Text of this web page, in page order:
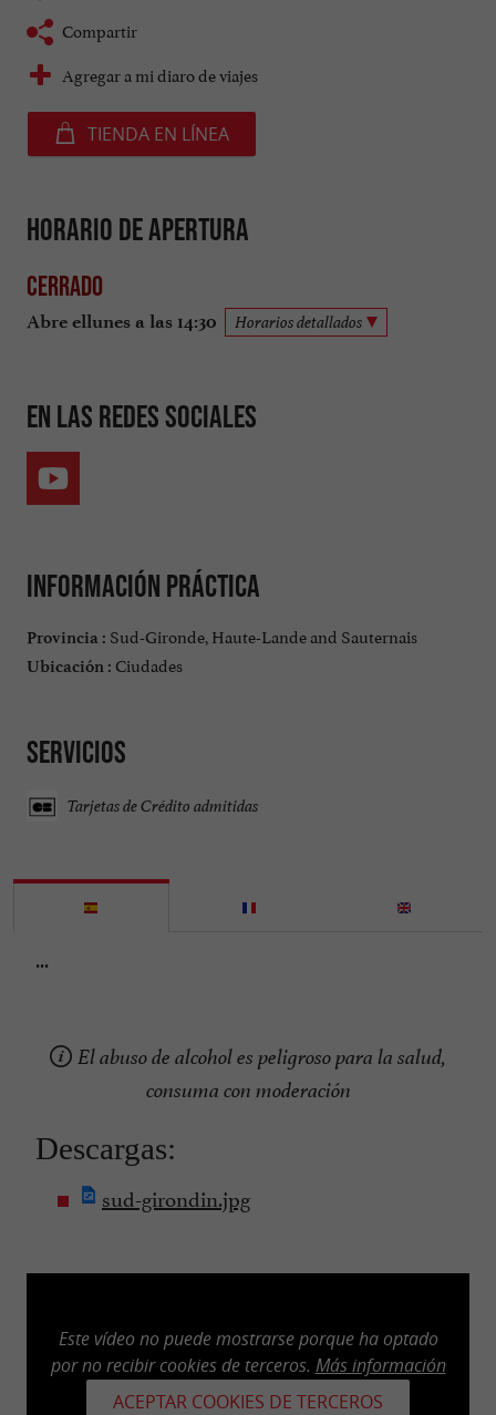
Compartir
Agregar a mi diaro de viajes
TIENDA EN LÍNEA
Horario de apertura
Cerrado
Abre ellunes a las 14:30 Horarios detallados
En las redes sociales
Información práctica
Provincia : Sud-Gironde, Haute-Lande and Sauternais
Ubicación : Ciudades
Servicios
Tarjetas de Crédito admitidas
...
El abuso de alcohol es peligroso para la salud,
consuma con moderación
Descargas:
sud-girondin.jpg
Este vídeo no puede mostrarse porque ha optado
por no recibir cookies de terceros. Más información
ACEPTAR COOKIES DE TERCEROS